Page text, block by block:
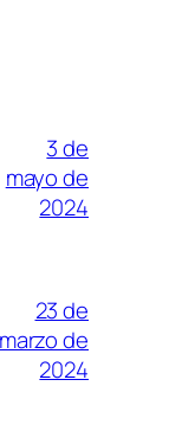
3 de
mayo de
2024
23 de
marzo de
2024